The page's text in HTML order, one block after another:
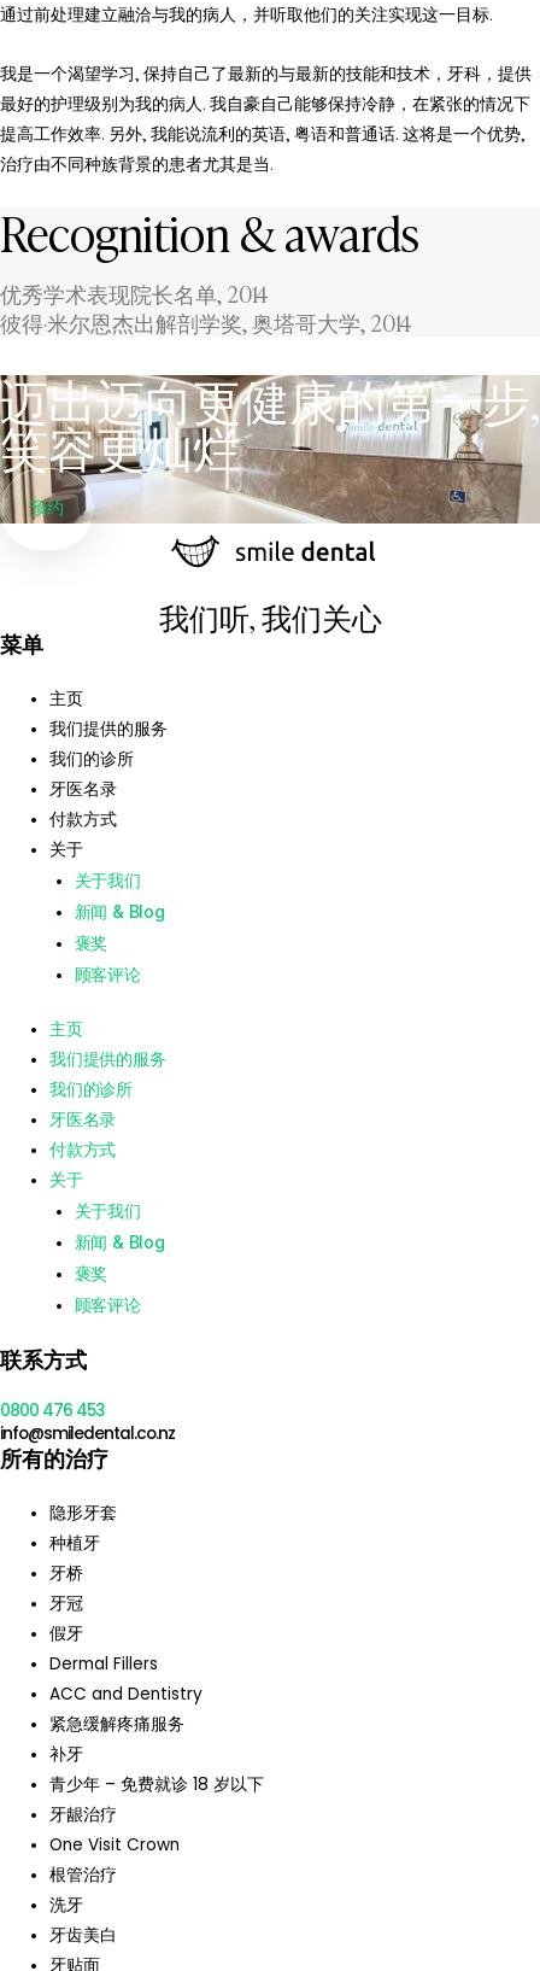
通过前处理建立融洽与我的病人，并听取他们的关注实现这一目标.
我是一个渴望学习, 保持自己了最新的与最新的技能和技术，牙科，提供
最好的护理级别为我的病人. 我自豪自己能够保持冷静，在紧张的情况下
提高工作效率. 另外, 我能说流利的英语, 粤语和普通话. 这将是一个优势,
治疗由不同种族背景的患者尤其是当.
Recognition & awards
优秀学术表现院长名单, 2014
彼得·米尔恩杰出解剖学奖, 奥塔哥大学, 2014
迈出迈向更健康的第一步,
笑容更灿烂
预约
我们听, 我们关心
菜单
主页
我们提供的服务
我们的诊所
牙医名录
付款方式
关于
关于我们
新闻 & Blog
褒奖
顾客评论
主页
我们提供的服务
我们的诊所
牙医名录
付款方式
关于
关于我们
新闻 & Blog
褒奖
顾客评论
联系方式
0800 476 453
info@smiledental.co.nz
所有的治疗
隐形牙套
种植牙
牙桥
牙冠
假牙
Dermal Fillers
ACC and Dentistry
紧急缓解疼痛服务
补牙
青少年 – 免费就诊 18 岁以下
牙龈治疗
One Visit Crown
根管治疗
洗牙
牙齿美白
牙贴面